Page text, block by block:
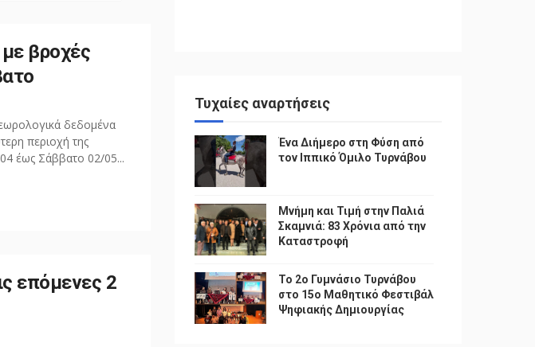
βροχές
δεδομένα
περιοχή της
έως Σάββατο 02/05...
επόμενες 2
Τυχαίες αναρτήσεις
Ένα Διήμερο στη Φύση από
τον Ιππικό Όμιλο Τυρνάβου
Μνήμη και Τιμή στην Παλιά
Σκαμνιά: 83 Χρόνια από την
Καταστροφή
To 2ο Γυμνάσιο Τυρνάβου
στο 15ο Μαθητικό Φεστιβάλ
Ψηφιακής Δημιουργίας